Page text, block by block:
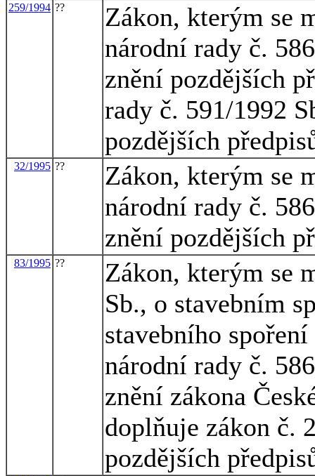
259/1994 ??
Zákon, kterým se
národní rady č.
znění pozdějších
rady č. 591/1992
pozdějších
32/1995 ??
Zákon, kterým se
národní rady č.
znění pozdějších
83/1995 ??
Zákon, kterým se
Sb., o stavebním
stavebního
národní rady č.
znění zákona
doplňuje zákon č.
pozdějších